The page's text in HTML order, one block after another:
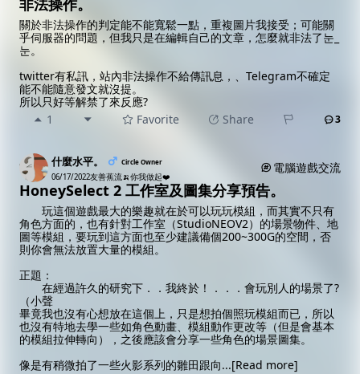
關於非法操作的判定能不能寬鬆一點，重複圖片我接受；可能關
乎伺服器的問題，但我只是在編輯自己的文章，怎麼就非法了눈_
눈。
twitter有私訊，站內非法操作不給傳訊息，、Telegram不確定
能不能隨意發文就沒提。
所以只好等解禁了來反應?
1
Favorite Share 3
什麼水平。 Circle Owner
06/17/2022友善蕉流🍌你我做起❤️
電腦遊戲交流
HoneySelect 2 工作室及圖集分享預告。
玩這個遊戲最大的樂趣就在於可以玩玩模組，而其實不只有
角色方面的，也有針對工作室（StudioNEOV2）的場景物件、地
圖等模組，要玩到這方面也至少建議備個200~300G的空間，否
則你會無法放置大量的模組。
正題：
在經過許久的研究下．．我終於！．．．會玩別人的場景了?
（小聲
畢竟我也沒有心想放在這個上，只是想拍個照玩模組而已，所以
也沒有特地去學一些如角色動畫、模組動作更改等（但是會基本
的模組拉伸轉向），之後應該會分享一些角色的場景圖集。
像是有稍微拍了一些火影系列的雛田跟向...[Read more]